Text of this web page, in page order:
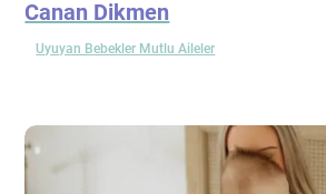
Canan Dikmen
Uyuyan Bebekler Mutlu Aileler